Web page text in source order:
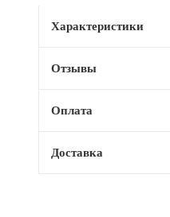
Характеристики
Отзывы
Оплата
Доставка